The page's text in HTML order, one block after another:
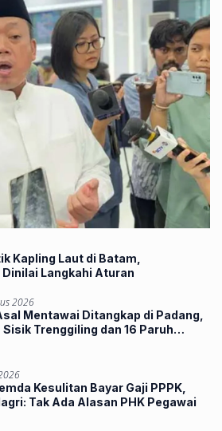
Kapling Laut di Batam,
Langkahi Aturan
2026
Mentawai Ditangkap di Padang,
Sisik Trenggiling dan 16 Paruh
Kesulitan Bayar Gaji PPPK,
Tak Ada Alasan PHK Pegawai